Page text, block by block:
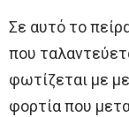
Σε αυτό το
που
φωτίζεται με
φορτία που